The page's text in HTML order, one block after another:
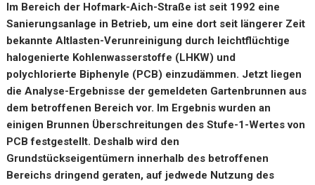
Im Bereich der Hofmark-Aich-Straße ist seit 1992 eine
Sanierungsanlage in Betrieb, um eine dort seit längerer Zeit
bekannte Altlasten-Verunreinigung durch leichtflüchtige
halogenierte Kohlenwasserstoffe (LHKW) und
polychlorierte Biphenyle (PCB) einzudämmen. Jetzt liegen
die Analyse-Ergebnisse der gemeldeten Gartenbrunnen aus
dem betroffenen Bereich vor. Im Ergebnis wurden an
einigen Brunnen Überschreitungen des Stufe-1-Wertes von
PCB festgestellt. Deshalb wird den
Grundstückseigentümern innerhalb des betroffenen
Bereichs dringend geraten, auf jedwede Nutzung des